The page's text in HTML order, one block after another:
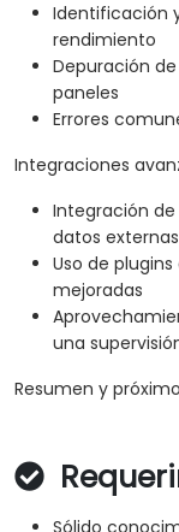
Identificación
rendimiento
Depuración
paneles
Errores
Integraciones
Integración
datos externas
Uso de
mejoradas
una
Resumen y